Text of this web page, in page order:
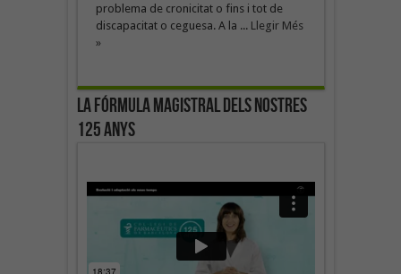
problema de cronicitat o fins i tot de
discapacitat o ceguesa. A la ... Llegir Més
»
La fórmula magistral dels nostres
125 anys